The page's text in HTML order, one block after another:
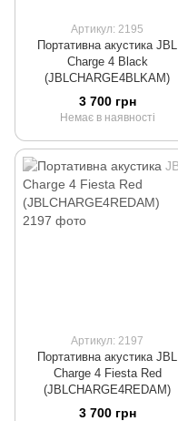
Артикул: 2195
Портативна акустика JBL
Charge 4 Black
(JBLCHARGE4BLKAM)
3 700 грн
Немає в наявності
Артикул: 2197
Портативна акустика JBL
Charge 4 Fiesta Red
(JBLCHARGE4REDAM)
3 700 грн